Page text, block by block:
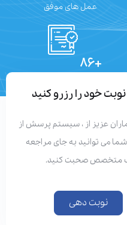
عمل های موفق
را رزرو کنید
از ، سیستم پرسش از
به جای مراجعه
صحبت کنید.
نوبت دهی